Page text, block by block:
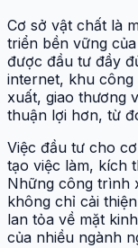
Cơ sở vật chất là
triển bền vững
được đầu tư đầy
internet, khu
xuất, giao thương
thuận lợi hơn, từ
Việc đầu tư cho
tạo việc làm, kích
Những công trình
không chỉ cải
lan tỏa về mặt
của nhiều ngành